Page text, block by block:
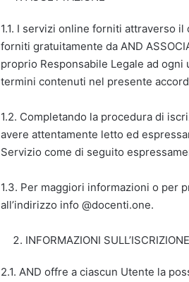
1.1. I servizi online forniti attraverso
forniti gratuitamente da AND
proprio Responsabile Legale ad
termini contenuti nel presente
1.2. Completando la procedura di
avere attentamente letto ed
Servizio come di seguito
1.3. Per maggiori informazioni o per
all’indirizzo info @docenti.one.
INFORMAZIONI
2.1. AND offre a ciascun Utente la